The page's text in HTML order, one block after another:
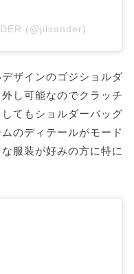
(@jilsander)
ザインのゴジショルダ
し可能なのでクラッチ
てもショルダーバッグ
のディテールがモード
服装が好みの方に特に